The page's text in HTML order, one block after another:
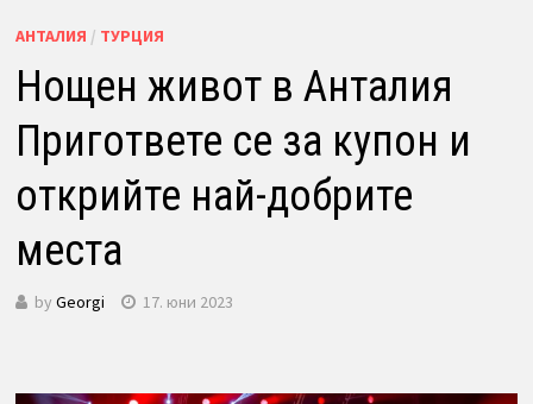
АНТАЛИЯ / ТУРЦИЯ
Нощен живот в Анталия
Пригответе се за купон и
открийте най-добрите
места
by Georgi 17. юни 2023